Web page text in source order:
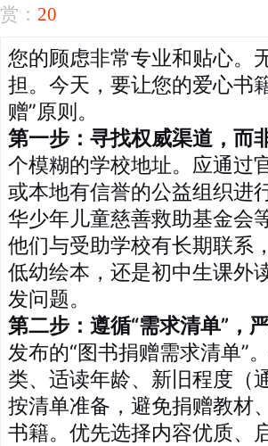
赏： 20
您的顾虑非常专业和贴心。
担。今天，要让您的爱心书
赠”原则。
第一步：寻找权威渠道，而
个模糊的学校地址。应通过
或本地有信誉的公益组织进
华少年儿童慈善救助基金会
他们与受助学校有长期联系
低幼绘本，还是初中生课外
发问题。
第二步：遵循“需求清单”，
发布的“图书捐赠需求清单”
类、适读年龄、新旧程度（
按清单准备，避免捐赠教材
书籍。优先选择内容优质、